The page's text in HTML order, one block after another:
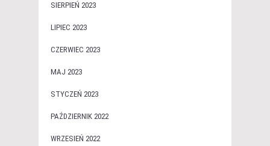
SIERPIEŃ 2023
LIPIEC 2023
CZERWIEC 2023
MAJ 2023
STYCZEŃ 2023
PAŹDZIERNIK 2022
WRZESIEŃ 2022